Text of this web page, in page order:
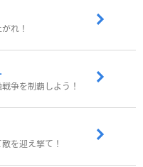
れ！
争を制覇しよう！
を迎え撃て！